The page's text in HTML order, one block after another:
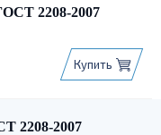
2208-2007
Купить
2208-2007